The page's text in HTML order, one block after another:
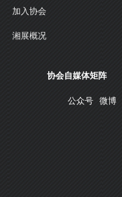
加入协会
湘展概况
协会自媒体矩阵
公众号 微博